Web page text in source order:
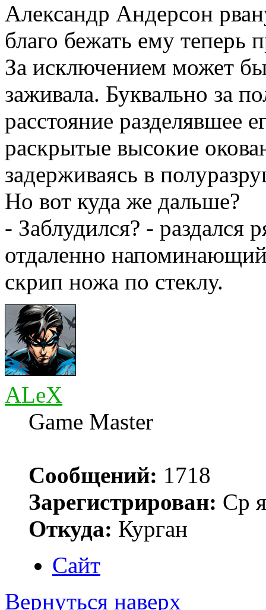
Александр Андерсон
благо бежать ему теперь
За исключением может
заживала. Буквально за
расстояние разделявшее
раскрытые высокие
задерживаясь в
Но вот куда же дальше?
- Заблудился? - раздался
отдаленно
скрип ножа по стеклу.
ALeX
Game Master
Сообщений: 1718
Зарегистрирован: Ср
Откуда: Курган
Сайт
Вернуться наверх